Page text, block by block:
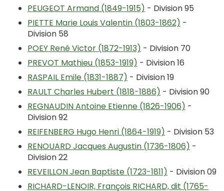
PEUGEOT Armand (1849-1915) - Division 95
PIETTE Marie Louis Valentin (1803-1862) -
Division 58
POEY René Victor (1872-1913) - Division 70
PREVOT Mathieu (1853-1919) - Division 16
RASPAIL Emile (1831-1887) - Division 19
RAULT Charles Hubert (1818-1886) - Division 90
REGNAUDIN Antoine Etienne (1826-1906) -
Division 92
REIFENBERG Hugo Henri (1864-1919) - Division 53
RENOUARD Jacques Augustin (1736-1806) -
Division 22
REVEILLON Jean Baptiste (1723-1811) - Division 09
RICHARD-LENOIR, François RICHARD, dit (1765-